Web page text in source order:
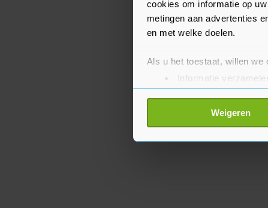
cookies om informatie op
metingen aan advertenties
en met welke doelen.
Als u het toestaat, willen we
Informatie
Uw apparaat
Lees meer over hoe uw
toestemming op elk
Weigeren